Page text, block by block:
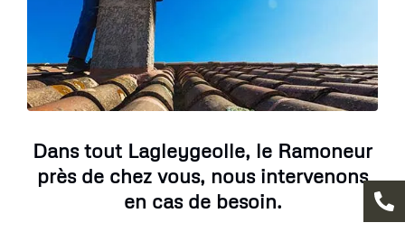
Dans tout Lagleygeolle, le Ramoneur
près de chez vous, nous intervenons
en cas de besoin.